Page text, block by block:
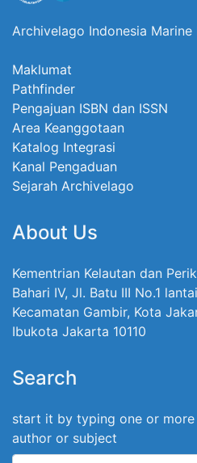
Archivelago Indonesia Marine
Maklumat
Pathfinder
Pengajuan ISBN dan ISSN
Area Keanggotaan
Katalog Integrasi
Kanal Pengaduan
Sejarah Archivelago
About Us
Kementrian Kelautan dan
Bahari IV, Jl. Batu III No.1
Kecamatan Gambir, Kota
Ibukota Jakarta 10110
Search
start it by typing one or
author or subject